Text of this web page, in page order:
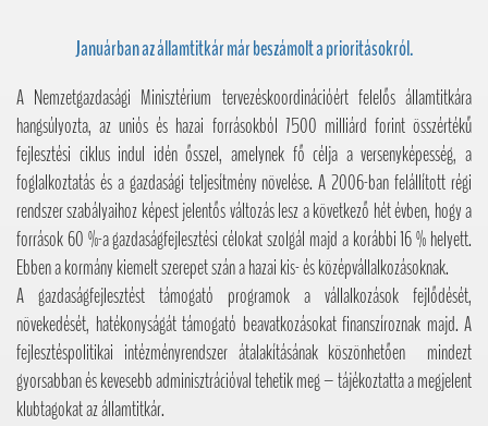
Januárban az államtitkár már beszámolt a prioritásokról.
A Nemzetgazdasági Minisztérium tervezéskoordinációért felelős államtitkára
hangsúlyozta, az uniós és hazai forrásokból 7500 milliárd forint összértékű
fejlesztési ciklus indul idén ősszel, amelynek fő célja a versenyképesség, a
foglalkoztatás és a gazdasági teljesítmény növelése. A 2006-ban felállított régi
rendszer szabályaihoz képest jelentős változás lesz a következő hét évben, hogy a
források 60 %-a gazdaságfejlesztési célokat szolgál majd a korábbi 16 % helyett.
Ebben a kormány kiemelt szerepet szán a hazai kis- és középvállalkozásoknak.
A gazdaságfejlesztést támogató programok a vállalkozások fejlődését,
növekedését, hatékonyságát támogató beavatkozásokat finanszíroznak majd. A
fejlesztéspolitikai intézményrendszer átalakításának köszönhetően mindezt
gyorsabban és kevesebb adminisztrációval tehetik meg – tájékoztatta a megjelent
klubtagokat az államtitkár.